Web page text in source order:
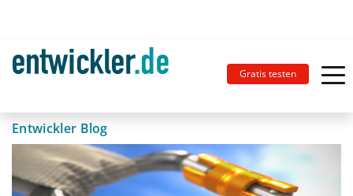
Gratis testen
Entwickler Blog